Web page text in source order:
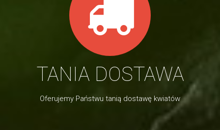
TANIA DOSTAWA
Oferujemy Państwu tanią dostawę kwiatów